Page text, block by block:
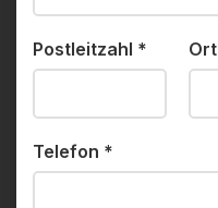
Postleitzahl * Ort
Telefon *